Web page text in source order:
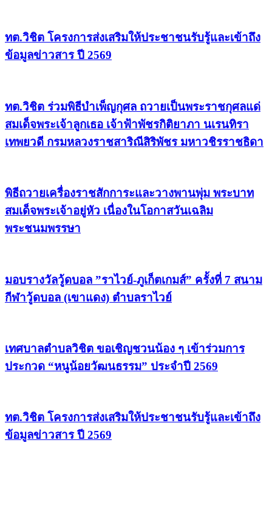
ทต.วิชิต โครงการส่งเสริมให้ประชาชนรับรู้และเข้าถึง
ข้อมูลข่าวสาร ปี 2569
ทต.วิชิต ร่วมพิธีบำเพ็ญกุศล ถวายเป็นพระราชกุศลแด่
สมเด็จพระเจ้าลูกเธอ เจ้าฟ้าพัชรกิติยาภา นเรนทิรา
เทพยวดี กรมหลวงราชสาริณีสิริพัชร มหาวชิรราชธิดา
พิธีถวายเครื่องราชสักการะและวางพานพุ่ม พระบาท
สมเด็จพระเจ้าอยู่หัว เนื่องในโอกาสวันเฉลิม
พระชนมพรรษา
มอบรางวัลวู้ดบอล ”ราไวย์-ภูเก็ตเกมส์” ครั้งที่ 7 สนาม
กีฬาวู้ดบอล (เขาแดง) ตำบลราไวย์
เทศบาลตำบลวิชิต ขอเชิญชวนน้อง ๆ เข้าร่วมการ
ประกวด “หนูน้อยวัฒนธรรม” ประจำปี 2569
ทต.วิชิต โครงการส่งเสริมให้ประชาชนรับรู้และเข้าถึง
ข้อมูลข่าวสาร ปี 2569